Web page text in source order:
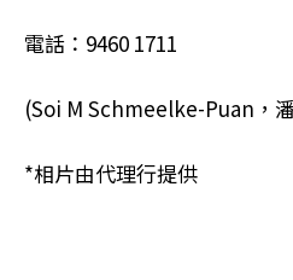
電話：9460 1711
(Soi M Schmeelke-Puan，
*相片由代理行提供